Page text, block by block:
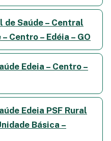
Saúde – Central
Centro – Edéia – GO
Edeia – Centro –
Edeia PSF Rural
Básica –